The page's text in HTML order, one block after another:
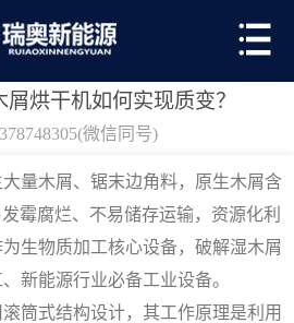
烘干机如何实现质变？
微信同号)
木屑、锯末边角料，原生木屑含
霉腐烂、不易储存运输，资源化利
生物质加工核心设备，破解湿木屑
新能源行业必备工业设备。
筒式结构设计，其工作原理是利用